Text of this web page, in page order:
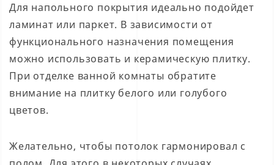
Для напольного покрытия идеально подойдет
ламинат или паркет. В зависимости от
функционального назначения помещения
можно использовать и керамическую плитку.
При отделке ванной комнаты обратите
внимание на плитку белого или голубого
цветов.
Желательно, чтобы потолок гармонировал с